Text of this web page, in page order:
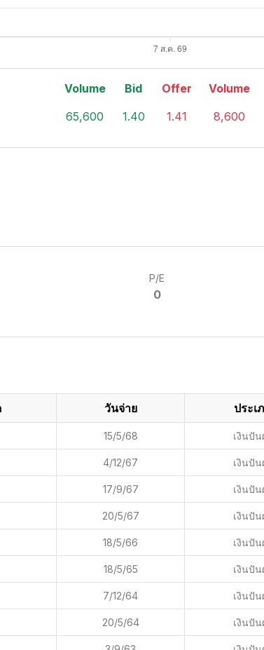
Volume
65,600
Bid
1.40
Offer
1.41
Volume
8,600
P/E
0
วันจ่าย ประเ
15/5/68 เงินปัน
4/12/67 เงินปัน
17/9/67 เงินปัน
20/5/67 เงินปัน
18/5/66 เงินปัน
18/5/65 เงินปัน
7/12/64 เงินปัน
20/5/64 เงินปัน